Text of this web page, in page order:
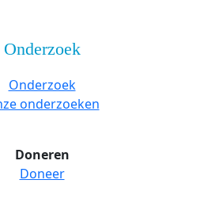
Onderzoek
Onderzoek
onderzoeken
Doneren
Doneer